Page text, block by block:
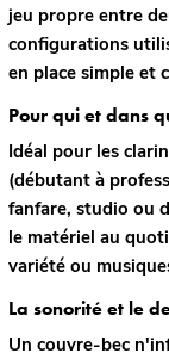
jeu propre entre
configurations
en place simple et
Pour qui et dans
Idéal pour les
(débutant à
fanfare, studio ou
le matériel au
variété ou
La sonorité et le
Un couvre-bec